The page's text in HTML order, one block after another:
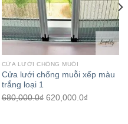
CỬA LƯỚI CHỐNG MUỖI
Cửa lưới chống muỗi xếp màu
trắng loại 1
680,000.0₫ 620,000.0₫